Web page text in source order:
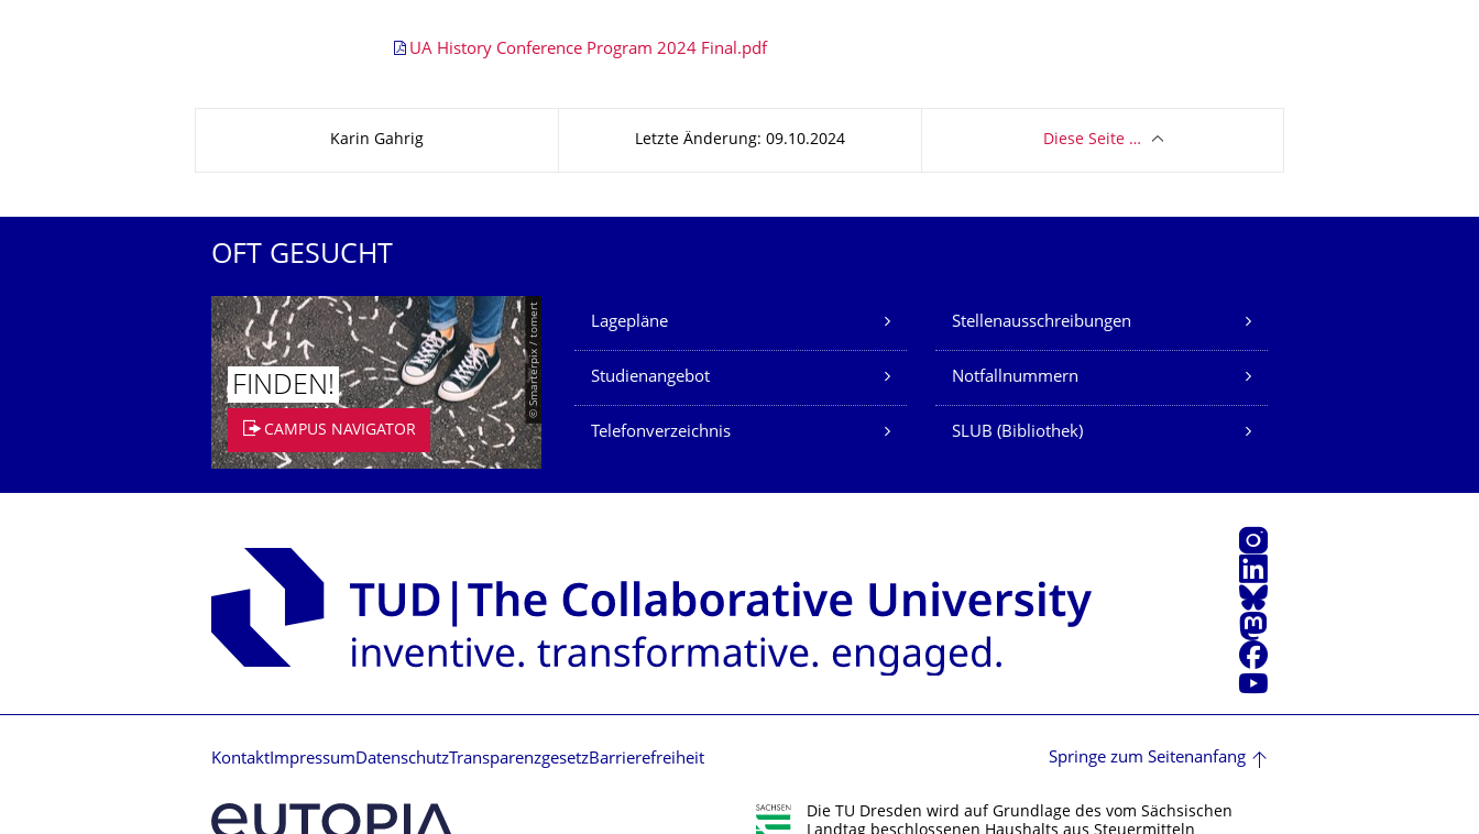
UA History Conference Program 2024 Final.pdf
Karin Gahrig Letzte Änderung: 09.10.2024 Diese Seite …
OFT GESUCHT
© Smarterpix / tomert
FINDEN!
CAMPUS NAVIGATOR
Unsere Dienste
Lagepläne Stellenausschreibungen
Studienangebot Notfallnummern
Telefonverzeichnis SLUB (Bibliothek)
Instagram
LinkedIn
Bluesky
Mastodon
Facebook
Youtube
Kontakt Impressum DatenschutzTransparenzgesetzBarrierefreiheit Springe zum Seitenanfang
Die TU Dresden wird auf Grundlage des vom Sächsischen